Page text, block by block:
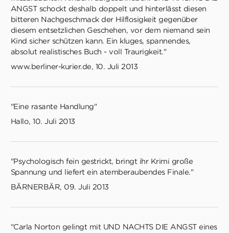
ANGST schockt deshalb doppelt und hinterlässt diesen
bitteren Nachgeschmack der Hilflosigkeit gegenüber
diesem entsetzlichen Geschehen, vor dem niemand sein
Kind sicher schützen kann. Ein kluges, spannendes,
absolut realistisches Buch - voll Traurigkeit."
www.berliner-kurier.de, 10. Juli 2013
"Eine rasante Handlung"
Hallo, 10. Juli 2013
"Psychologisch fein gestrickt, bringt ihr Krimi große
Spannung und liefert ein atemberaubendes Finale."
BÄRNERBÄR, 09. Juli 2013
"Carla Norton gelingt mit UND NACHTS DIE ANGST eines